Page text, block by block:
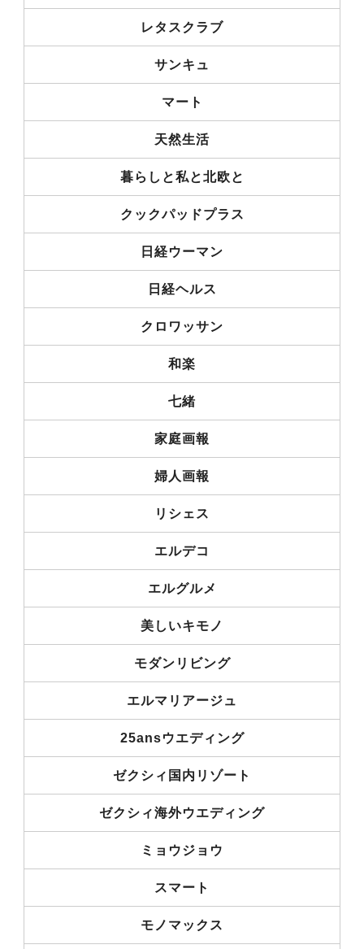
レタスクラブ
サンキュ
マート
天然生活
暮らしと私と北欧と
クックパッドプラス
日経ウーマン
日経ヘルス
クロワッサン
和楽
七緒
家庭画報
婦人画報
リシェス
エルデコ
エルグルメ
美しいキモノ
モダンリビング
エルマリアージュ
25ansウエディング
ゼクシィ国内リゾート
ゼクシィ海外ウエディング
ミョウジョウ
スマート
モノマックス